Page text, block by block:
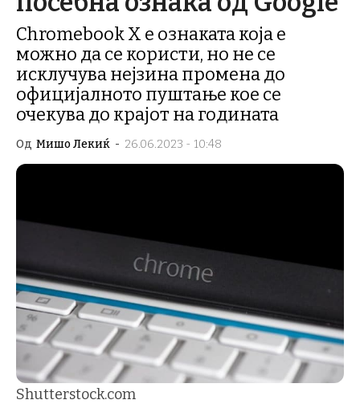
Chromebook X е ознаката која е
можно да се користи, но не се
исклучува нејзина промена до
официјалното пуштање кое се
очекува до крајот на годината
Од Мишо Лекиќ - 26.06.2023 - 10:48
Shutterstock.com